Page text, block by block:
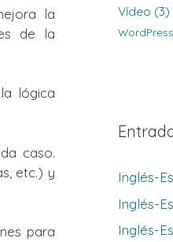
la
de la
lógica
caso.
etc.) y
para
Vídeo (3)
WordPress
Inglés-
Inglés-
Inglés-